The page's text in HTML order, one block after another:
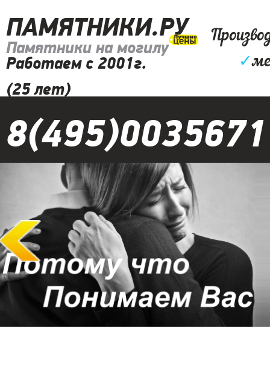
ПАМЯТНИКИ.РУ
Памятники на могилу
Работаем с 2001г.
(25 лет)
✓
8(495)0035671